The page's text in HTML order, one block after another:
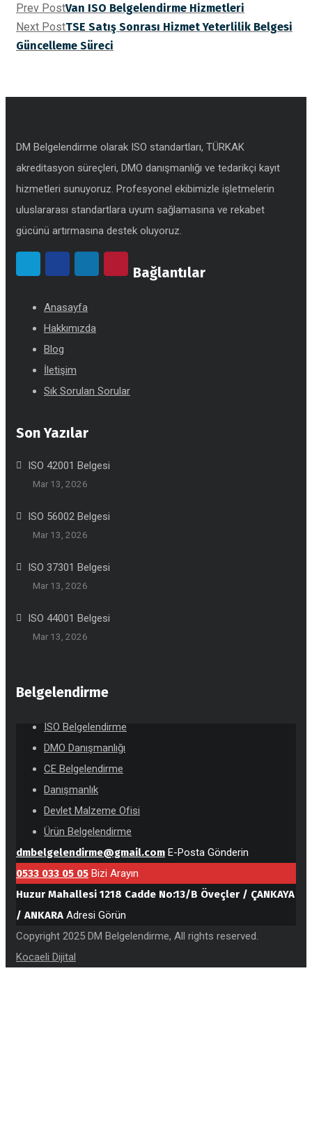
Prev PostVan ISO Belgelendirme Hizmetleri
Next PostTSE Satış Sonrası Hizmet Yeterlilik Belgesi
Güncelleme Süreci
DM Belgelendirme olarak ISO standartları, TÜRKAK
akreditasyon süreçleri, DMO danışmanlığı ve tedarikçi kayıt
hizmetleri sunuyoruz. Profesyonel ekibimizle işletmelerin
uluslararası standartlara uyum sağlamasına ve rekabet
gücünü artırmasına destek oluyoruz.
Bağlantılar
Anasayfa
Hakkımızda
Blog
İletişim
Sık Sorulan Sorular
Son Yazılar
ISO 42001 Belgesi
Mar 13, 2026
ISO 56002 Belgesi
Mar 13, 2026
ISO 37301 Belgesi
Mar 13, 2026
ISO 44001 Belgesi
Mar 13, 2026
Belgelendirme
ISO Belgelendirme
DMO Danışmanlığı
CE Belgelendirme
Danışmanlık
Devlet Malzeme Ofisi
Ürün Belgelendirme
dmbelgelendirme@gmail.com E-Posta Gönderin
0533 033 05 05 Bizi Arayın
Huzur Mahallesi 1218 Cadde No:13/B Öveçler / ÇANKAYA
/ ANKARA Adresi Görün
Copyright 2025 DM Belgelendirme, All rights reserved.
Kocaeli Dijital